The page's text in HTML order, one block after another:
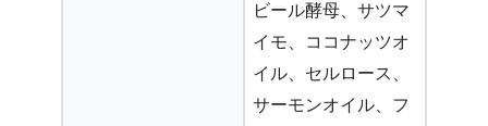
ビール酵母、サツマ
イモ、ココナッツオ
イル、セルロース、
サーモンオイル、フ